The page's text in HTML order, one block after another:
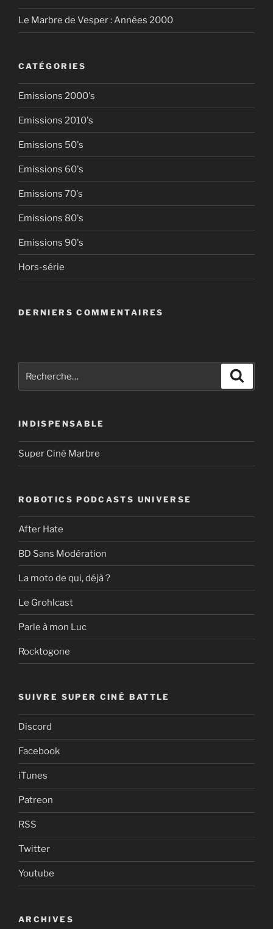
Le Marbre de Vesper : Années 2000
CATÉGORIES
Emissions 2000's
Emissions 2010's
Emissions 50's
Emissions 60's
Emissions 70's
Emissions 80's
Emissions 90's
Hors-série
DERNIERS COMMENTAIRES
pour
INDISPENSABLE
Super Ciné Marbre
ROBOTICS PODCASTS UNIVERSE
After Hate
BD Sans Modération
La moto de qui, déjà ?
Le Grohlcast
Parle à mon Luc
Rocktogone
SUIVRE SUPER CINÉ BATTLE
Discord
Facebook
iTunes
Patreon
RSS
Twitter
Youtube
ARCHIVES